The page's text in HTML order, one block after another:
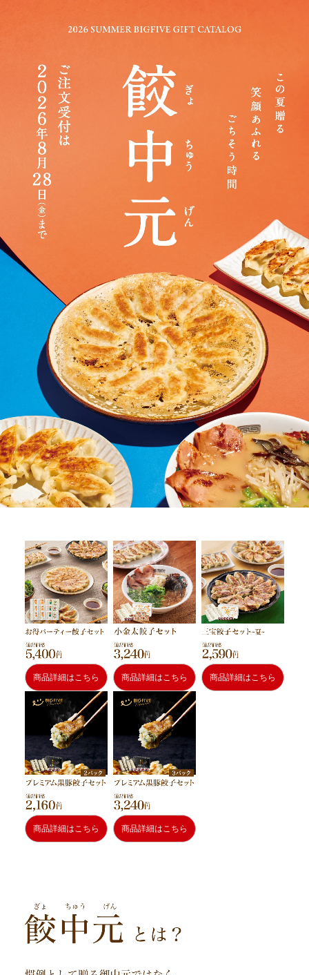
商品詳細はこちら 商品詳細はこちら 商品詳細はこちら
商品詳細はこちら 商品詳細はこちら